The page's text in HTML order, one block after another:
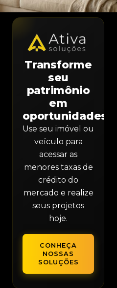
Transforme
seu
patrimônio
em
oportunidades.
Use seu imóvel ou
veículo para
acessar as
menores taxas de
crédito do
mercado e realize
seus projetos
hoje.
CONHEÇA
NOSSAS
SOLUÇÕES